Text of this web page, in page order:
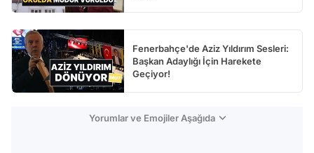
Fenerbahçe'de Aziz Yıldırım Sesleri:
Başkan Adaylığı İçin Harekete
Geçiyor!
Yorumlar ve Emojiler Aşağıda